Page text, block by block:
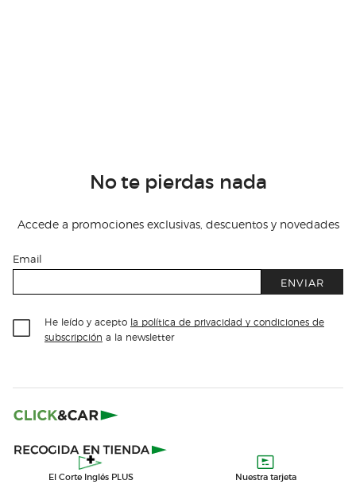
No te pierdas nada
Accede a promociones exclusivas, descuentos y novedades
Email
ENVIAR
He leído y acepto la política de privacidad y condiciones de
subscripción a la newsletter
El Corte Inglés PLUS Nuestra tarjeta